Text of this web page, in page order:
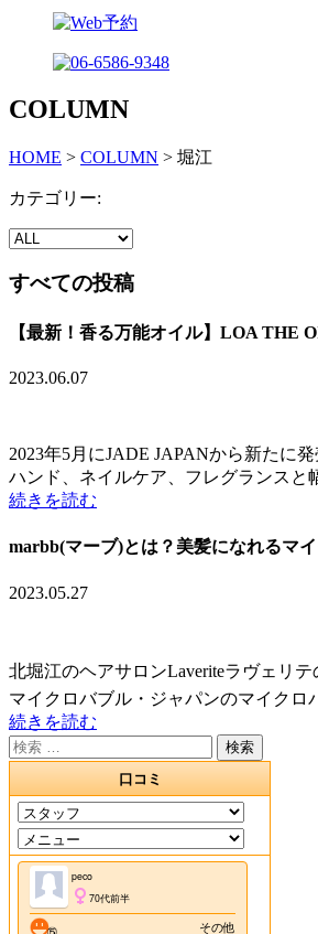
COLUMN
HOME > COLUMN > 堀江
カテゴリー:
すべての投稿
【最新！香る万能オイル】LOA THE
2023.06.07
2023年5月にJADE JAPANから新たに
ハンド、ネイルケア、フレグランスと
続きを読む
marbb(マーブ)とは？美髪になれるマ
2023.05.27
北堀江のヘアサロンLaveriteラヴェリ
マイクロバブル・ジャパンのマイクロ
続きを読む